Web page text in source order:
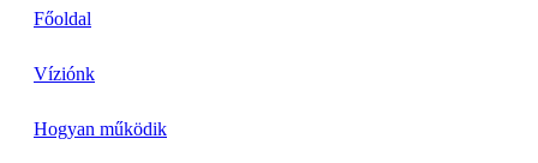
Főoldal
Víziónk
Hogyan működik